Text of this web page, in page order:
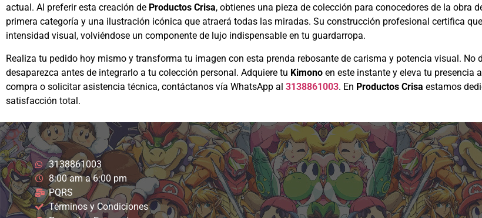
actual. Al preferir esta creación de Productos Crisa, obtienes una pieza de colección para conocedores de la obra
primera categoría y una ilustración icónica que atraerá todas las miradas. Su construcción profesional certifica
intensidad visual, volviéndose un componente de lujo indispensable en tu guardarropa.
Realiza tu pedido hoy mismo y transforma tu imagen con esta prenda rebosante de carisma y potencia visual. No
desaparezca antes de integrarlo a tu colección personal. Adquiere tu Kimono en este instante y eleva tu presencia
compra o solicitar asistencia técnica, contáctanos vía WhatsApp al 3138861003. En Productos Crisa estamos
satisfacción total.
3138861003
8:00 am a 6:00 pm
PQRS
Términos y Condiciones